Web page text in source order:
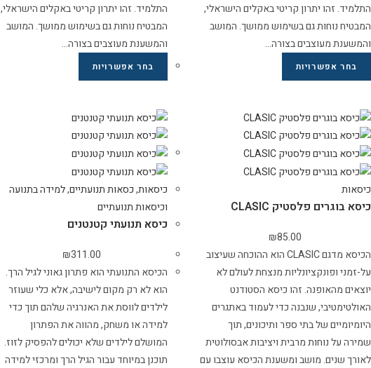
התלמיד. זהו יתרון קריטי באקלים הישראלי,
המבטיח נוחות גם בשימוש ממושך. המושב
והמשענת מעוצבים בצורה…
בחר אפשרויות
התלמיד. זהו יתרון קריטי באקלים הישראלי,
המבטיח נוחות גם בשימוש ממושך. המושב
והמשענת מעוצבים בצורה…
בחר אפשרויות
כיסאות
כיסא בוגרים פלסטיק CLASIC
₪85.00
הכיסא מדגם CLASIC הוא ההוכחה שעיצוב
על-זמני ופונקציונליות מנצחת לעולם לא
יוצאים מהאופנה. זהו כיסא הסטודנט
האולטימטיבי, שנבנה כדי לעמוד באתגרים
היומיומיים של בתי ספר ותיכונים, תוך
שמירה על נוחות מרבית ויציבות אבסולוטית
לאורך שנים. מושב ומשענת הכיסא עוצבו עם
כיסאות,כסאות תנועתיים,למידה בתנועה
וכיסאות תנועתיים
כיסא תנועתי קטנטנים
₪311.00
הכיסא התנועתי הוא פתרון גאוני לגיל הרך.
הוא לא רק מקום לישיבה, אלא כלי שעוזר
לילדים לווסת את האנרגיה שלהם תוך כדי
למידה או משחק, מהווה את הפתרון
המושלם לילדים שלא יכולים להפסיק לזוז.
תוכנן במיוחד עבור הגיל הרך ומרכזי למידה